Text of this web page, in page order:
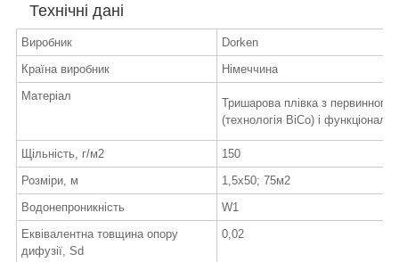
Технічні дані
Виробник
Dorken
Країна виробник
Німеччина
Матеріал
Тришарова плівка з первинного
(технологія ВіСо) і
Щільність, г/м2
150
Розміри, м
1,5х50; 75м2
Водонепроникність
W1
Еквівалентна товщина опору
дифузії, Sd
0,02